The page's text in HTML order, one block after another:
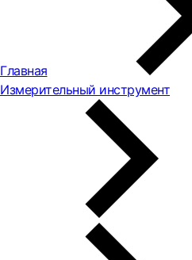
Главная
Измерительный инструмент